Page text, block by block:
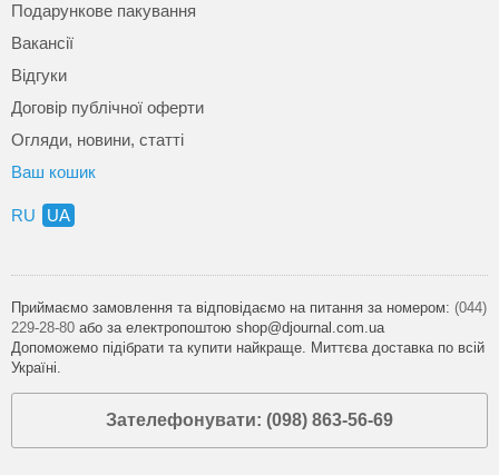
Подарункове пакування
Вакансії
Відгуки
Договір публічної оферти
Огляди, новини, статті
Ваш кошик
RU UA
Приймаємо замовлення та відповідаємо на питання за номером: (044)
229-28-80 або за електропоштою shop@djournal.com.ua
Допоможемо підібрати та купити найкраще. Миттєва доставка по всій
Україні.
Зателефонувати: (098) 863-56-69